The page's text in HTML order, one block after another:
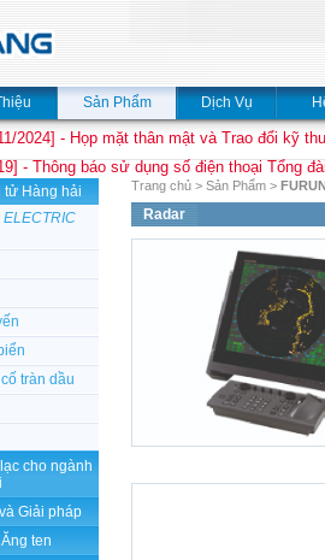
Sản Phẩm Dịch Vụ
2024] - Họp mặt thân mật và Trao đổi kỹ
- Thông báo sử dụng số điện thoại Tổng
tử Hàng hải
tràn dầu
cho ngành
Giải pháp
ten
Trang chủ > Sản Phẩm >
Radar